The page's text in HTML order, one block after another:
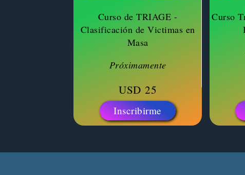
Curso de TRIAGE -
Clasificación de Victimas en
Masa
Próximamente
USD 25
Inscribirme
Curso